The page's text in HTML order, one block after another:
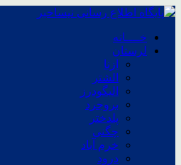
خــــانه
لرستان
ازنا
الشتر
الیگودرز
بروجرد
پلدختر
چگنی
خرم آباد
درود